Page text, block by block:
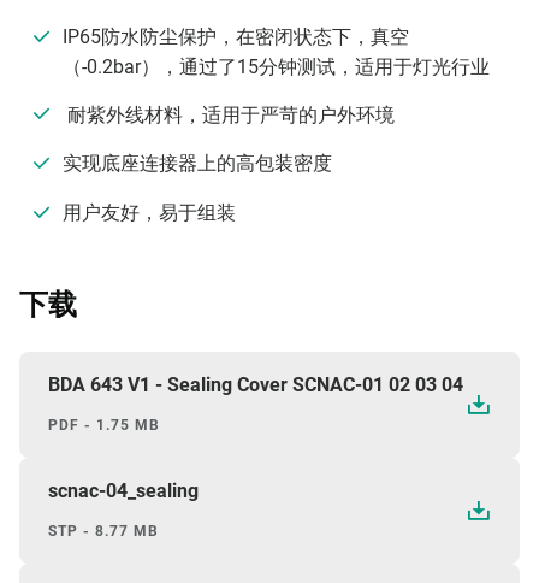
IP65防水防尘保护，在密闭状态下，真空
（-0.2bar），通过了15分钟测试，适用于灯光行业
耐紫外线材料，适用于严苛的户外环境
实现底座连接器上的高包装密度
用户友好，易于组装
下载
BDA 643 V1 - Sealing Cover SCNAC-01 02 03 04
PDF - 1.75 MB
scnac-04_sealing
STP - 8.77 MB